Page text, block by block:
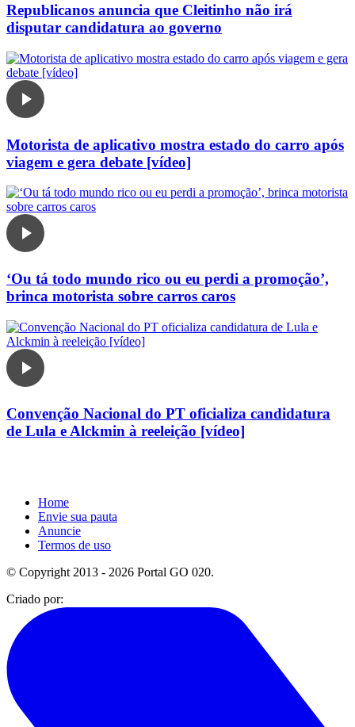
Republicanos anuncia que Cleitinho não irá
disputar candidatura ao governo
Motorista de aplicativo mostra estado do carro após
viagem e gera debate [vídeo]
‘Ou tá todo mundo rico ou eu perdi a promoção’,
brinca motorista sobre carros caros
Convenção Nacional do PT oficializa candidatura
de Lula e Alckmin à reeleição [vídeo]
Home
Envie sua pauta
Anuncie
Termos de uso
© Copyright 2013 - 2026 Portal GO 020.
Criado por: